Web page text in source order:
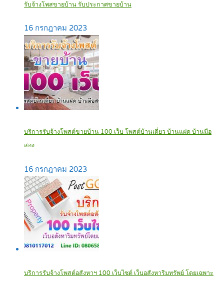
รับจ้างโพสขายบ้าน รับประกาศขายบ้าน
16 กรกฎาคม 2023
บริการรับจ้างโพสต์ขายบ้าน 100 เว็บ โพสต์บ้านเดี่ยว บ้านแฝด บ้านมือ
สอง
16 กรกฎาคม 2023
บริการรับจ้างโพสต์อสังหาฯ 100 เว็บไซต์ เว็บอสังหาริมทรัพย์ โดยเฉพาะ